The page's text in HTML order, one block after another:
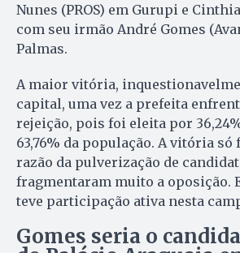
Nunes (PROS) em Gurupi e
com seu irmão André Gomes
Palmas.
A maior vitória,
capital, uma vez a prefeita
rejeição, pois foi eleita por
63,76% da população. A vitória
razão da pulverização de
fragmentaram muito a oposição.
teve participação ativa nesta
Gomes seria o